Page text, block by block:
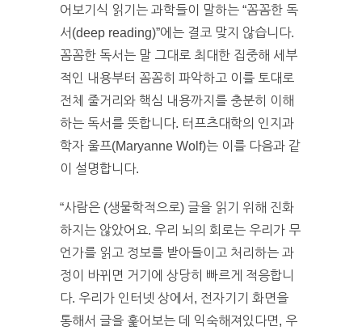
어보기식 읽기는 과학들이 말하는 “꼼꼼한 독
서(deep reading)”에는 결코 맞지 않습니다.
꼼꼼한 독서는 말 그대로 최대한 집중해 세부
적인 내용부터 꼼꼼히 파악하고 이를 토대로
전체 줄거리와 핵심 내용까지를 충분히 이해
하는 독서를 뜻합니다. 터프츠대학의 인지과
학자 울프(Maryanne Wolf)는 이를 다음과 같
이 설명합니다.
“사람은 (생물학적으로) 글을 읽기 위해 진화
하지는 않았어요. 우리 뇌의 회로는 우리가 무
언가를 읽고 정보를 받아들이고 처리하는 과
정이 바뀌면 거기에 상당히 빠르게 적응합니
다. 우리가 인터넷 상에서, 전자기기 화면을
통해서 글을 훑어보는 데 익숙해져있다면, 우